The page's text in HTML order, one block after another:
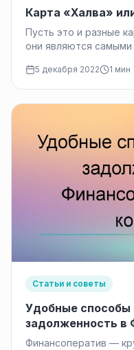
Карта «Халва»
Пусть это и разные
они являются самыми
5 декабря 2022 1 мин
Статьи и советы
Удобные способы
задолженность в
комиссии
Финансоператив —